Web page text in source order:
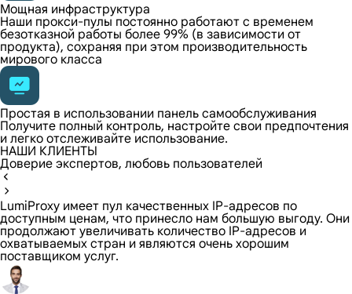
Мощная инфраструктура
Наши прокси-пулы постоянно работают с временем
безотказной работы более 99% (в зависимости от
продукта), сохраняя при этом производительность
мирового класса
Простая в использовании панель самообслуживания
Получите полный контроль, настройте свои предпочтения
и легко отслеживайте использование.
НАШИ КЛИЕНТЫ
Доверие экспертов, любовь пользователей
LumiProxy имеет пул качественных IP-адресов по
доступным ценам, что принесло нам большую выгоду. Они
продолжают увеличивать количество IP-адресов и
охватываемых стран и являются очень хорошим
поставщиком услуг.